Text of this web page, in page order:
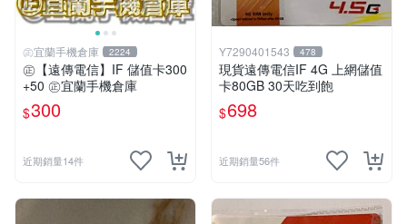
㊣宜蘭手機倉庫 2224
㊣【遠傳電信】IF 儲值卡300
+50 ㊣宜蘭手機倉庫
$300
近期銷量14件
Y7290401543 478
現貨遠傳電信IF 4G 上網儲值
卡80GB 30天吃到飽
$698
近期銷量56件